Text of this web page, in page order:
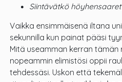
Siintävätkö
Vaikka ensimmäisenä iltana
sekunnilla kun painat pääsi
Mitä useamman kerran tämän
nopeammin elimistösi oppii
tehdessäsi. Uskon että